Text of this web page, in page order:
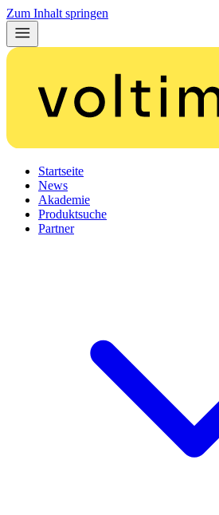
Zum Inhalt springen
Startseite
News
Akademie
Produktsuche
Partner